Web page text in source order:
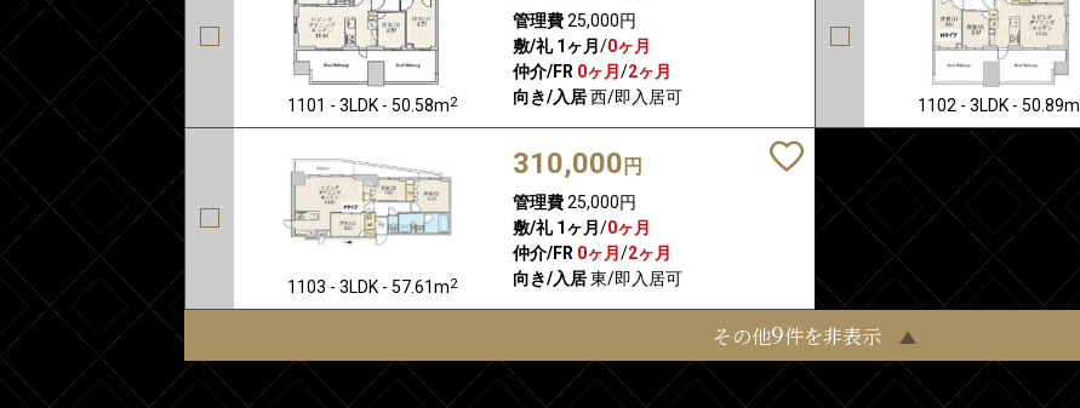
1101 - 3LDK - 50.58m2
管理費25,000円
敷/礼 1ヶ月/0ヶ月
仲介/FR 0ヶ月/2ヶ月
向き/入居西/即入居可 1102 - 3LDK - 50.89m
1103 - 3LDK - 57.61m2
310,000 円
管理費25,000円
敷/礼 1ヶ月/0ヶ月
仲介/FR 0ヶ月/2ヶ月
向き/入居東/即入居可
その他9件を非表示